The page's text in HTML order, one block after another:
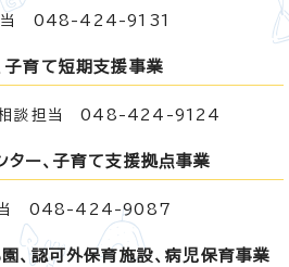
当 048-424-9131
子育て短期支援事業
相談担当 048-424-9124
ー、子育て支援拠点事業
当 048-424-9087
、認可外保育施設、病児保育事業